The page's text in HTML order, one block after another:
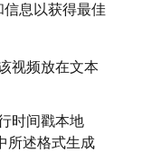
息以获得最佳
视频放在文本
时间戳本地
所述格式生成